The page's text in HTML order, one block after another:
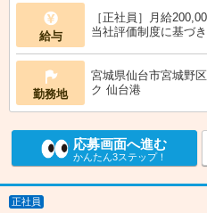
給与
［正社員］月給
当社評価制度に基づ
勤務地
宮城県仙台市宮城野
ク 仙台港
応募画面へ進む
かんたん3ステップ！
正社員